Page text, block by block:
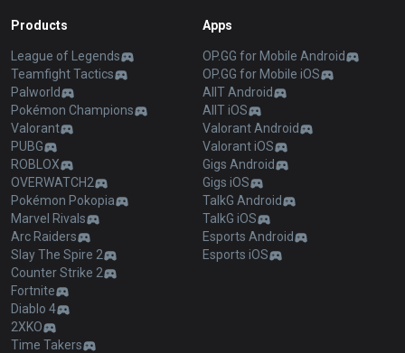
Products
League of Legends
Teamfight Tactics
Palworld
Pokémon Champions
Valorant
PUBG
ROBLOX
OVERWATCH2
Pokémon Pokopia
Marvel Rivals
Arc Raiders
Slay The Spire 2
Counter Strike 2
Fortnite
Diablo 4
2XKO
Time Takers
Apps
OP.GG for Mobile Android
OP.GG for Mobile iOS
AllT Android
AllT iOS
Valorant Android
Valorant iOS
Gigs Android
Gigs iOS
TalkG Android
TalkG iOS
Esports Android
Esports iOS